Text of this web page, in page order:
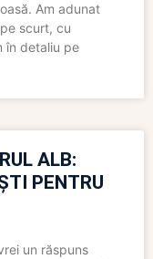
Am adunat
scurt, cu
în detaliu pe
ALB:
PENTRU
un răspuns